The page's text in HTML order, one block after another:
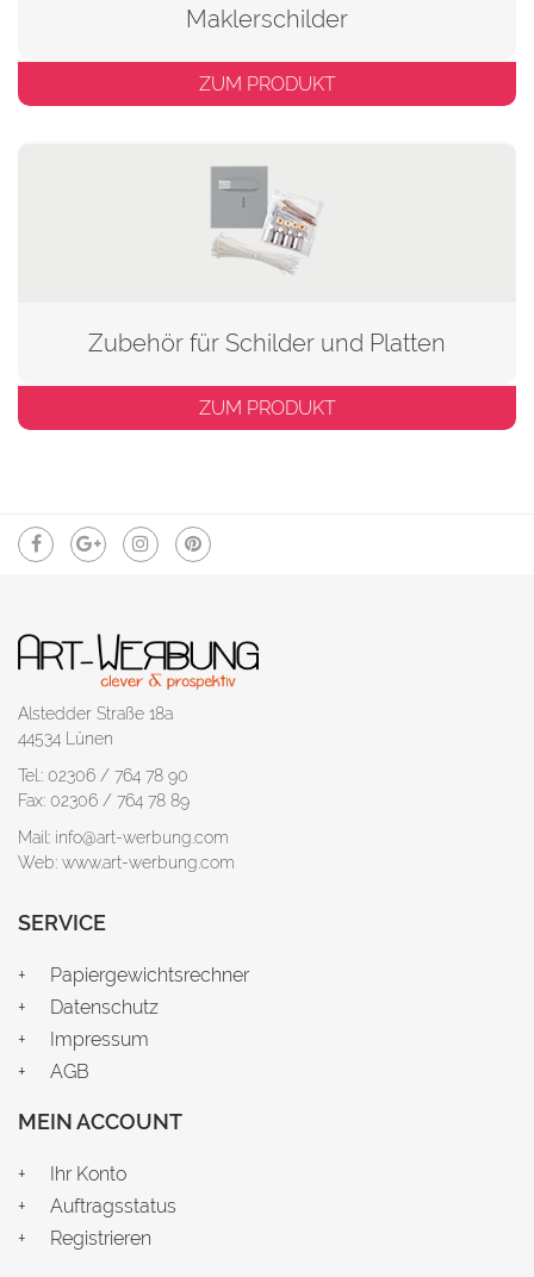
Maklerschilder
ZUM PRODUKT
Zubehör für Schilder und Platten
ZUM PRODUKT
Alstedder Straße 18a
44534 Lünen
Tel.: 02306 / 764 78 90
Fax: 02306 / 764 78 89
Mail: info@art-werbung.com
Web: www.art-werbung.com
SERVICE
Papiergewichtsrechner
Datenschutz
Impressum
AGB
MEIN ACCOUNT
Ihr Konto
Auftragsstatus
Registrieren